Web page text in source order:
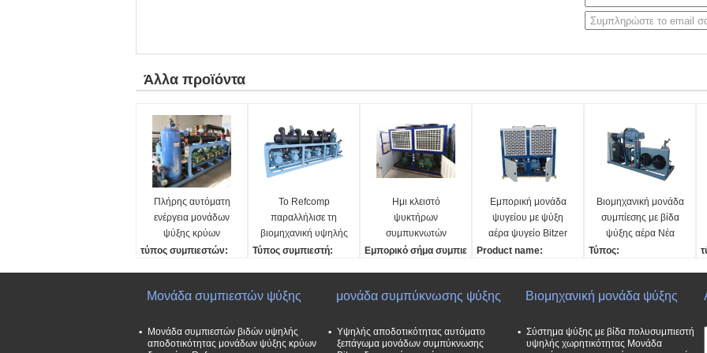
Άλλα προϊόντα
Πλήρης αυτόματη
ενέργεια μονάδων
ψύξης κρύων
δωματίων - υψηλή
τύπος συμπιεστών:
Εμπορικό σήμα συμπιε
Bitzer
Ψυκτικό μέσο:
Το Refcomp
παραλλήλισε τη
βιομηχανική υψηλής
αντοχής εύκολη
Τύπος συμπιεστή:
Σημείωση:
R22/R507/άλλα
Τετάρτη:
Ημι κλειστό
ψυκτήρων
συμπυκνωτών
περίβλημα χάλυβα
γαλβανισμένο
Εμπορικό σήμα συμπιε
τύπος συμπιεστών:
Semi-hermetic τύπος εμ
βόλων
Εμπορική μονάδα
ψυγείου με ψύξη
αέρα ψυγείο Bitzer
ψυγείο αυτόματο
θερμότητας
εστιατόριο
Product name:
Compressor Type:
roll
discharging method:
Βιομηχανική μονάδα
συμπίεσης με βίδα
ψύξης αέρα Νέα
κατάσταση Μονάδα
χαρακτηριστικά
κινητήρα
Τύπος:
Ψύξη αέρα
Σημείωση:
Τετάρτη:
Μονάδα συμπιεστών ψύξης
Μονάδα συμπιεστών βιδών υψηλής
αποδοτικότητας μονάδων ψύξης κρύων
μονάδα συμπύκνωσης ψύξης
Υψηλής αποδοτικότητας αυτόματο
ξεπάγωμα μονάδων συμπύκνωσης
Βιομηχανική μονάδα ψύξης
Σύστημα ψύξης με βίδα πολυσυμπιεστή
υψηλής χωρητικότητας Μονάδα